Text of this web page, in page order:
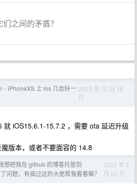
之间的矛盾？
› iPhoneXS 上 ios 几会好一 2022 年 12 月 18
日
就 iOS15.6.1-15.7.2 ，需要 ota 延迟升级
版本，或者不要面容的 14.8
想把我在 github 的博客托管到
问题，有搞过这的大佬帮我看看嘛？
2022 年 8
月 25 日